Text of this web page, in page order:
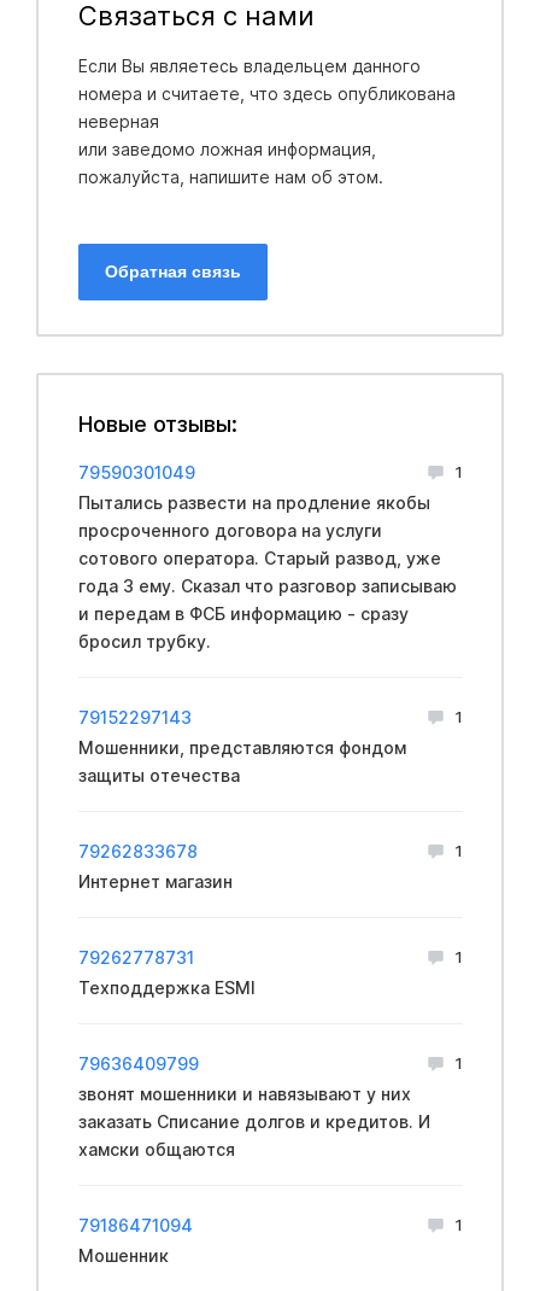
Связаться с нами
Если Вы являетесь владельцем данного
номера и считаете, что здесь опубликована
неверная
или заведомо ложная информация,
пожалуйста, напишите нам об этом.
Обратная связь
Новые отзывы:
79590301049 1
Пытались развести на продление якобы
просроченного договора на услуги
сотового оператора. Старый развод, уже
года 3 ему. Сказал что разговор записываю
и передам в ФCБ информацию - сразу
бросил трубку.
79152297143 1
Мошенники, представляются фондом
защиты отечества
79262833678 1
Интернет магазин
79262778731 1
Техподдержка ESMI
79636409799 1
звонят мошенники и навязывают у них
заказать Списание долгов и кредитов. И
хамски общаются
79186471094 1
Мошенник